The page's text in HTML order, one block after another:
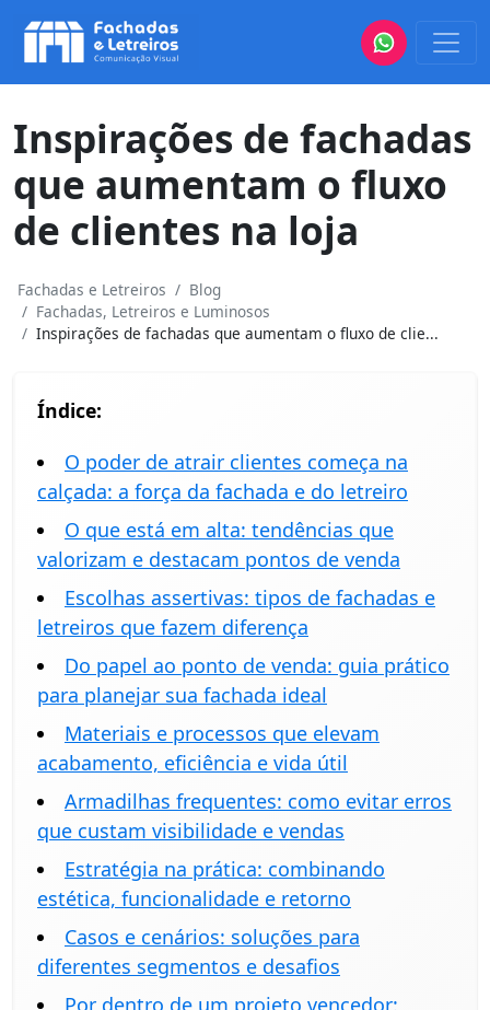
Inspirações de fachadas
que aumentam o fluxo
de clientes na loja
Fachadas e Letreiros
Blog
Fachadas, Letreiros e Luminosos
Inspirações de fachadas que aumentam o fluxo de clie...
Índice:
O poder de atrair clientes começa na
calçada: a força da fachada e do letreiro
O que está em alta: tendências que
valorizam e destacam pontos de venda
Escolhas assertivas: tipos de fachadas e
letreiros que fazem diferença
Do papel ao ponto de venda: guia prático
para planejar sua fachada ideal
Materiais e processos que elevam
acabamento, eficiência e vida útil
Armadilhas frequentes: como evitar erros
que custam visibilidade e vendas
Estratégia na prática: combinando
estética, funcionalidade e retorno
Casos e cenários: soluções para
diferentes segmentos e desafios